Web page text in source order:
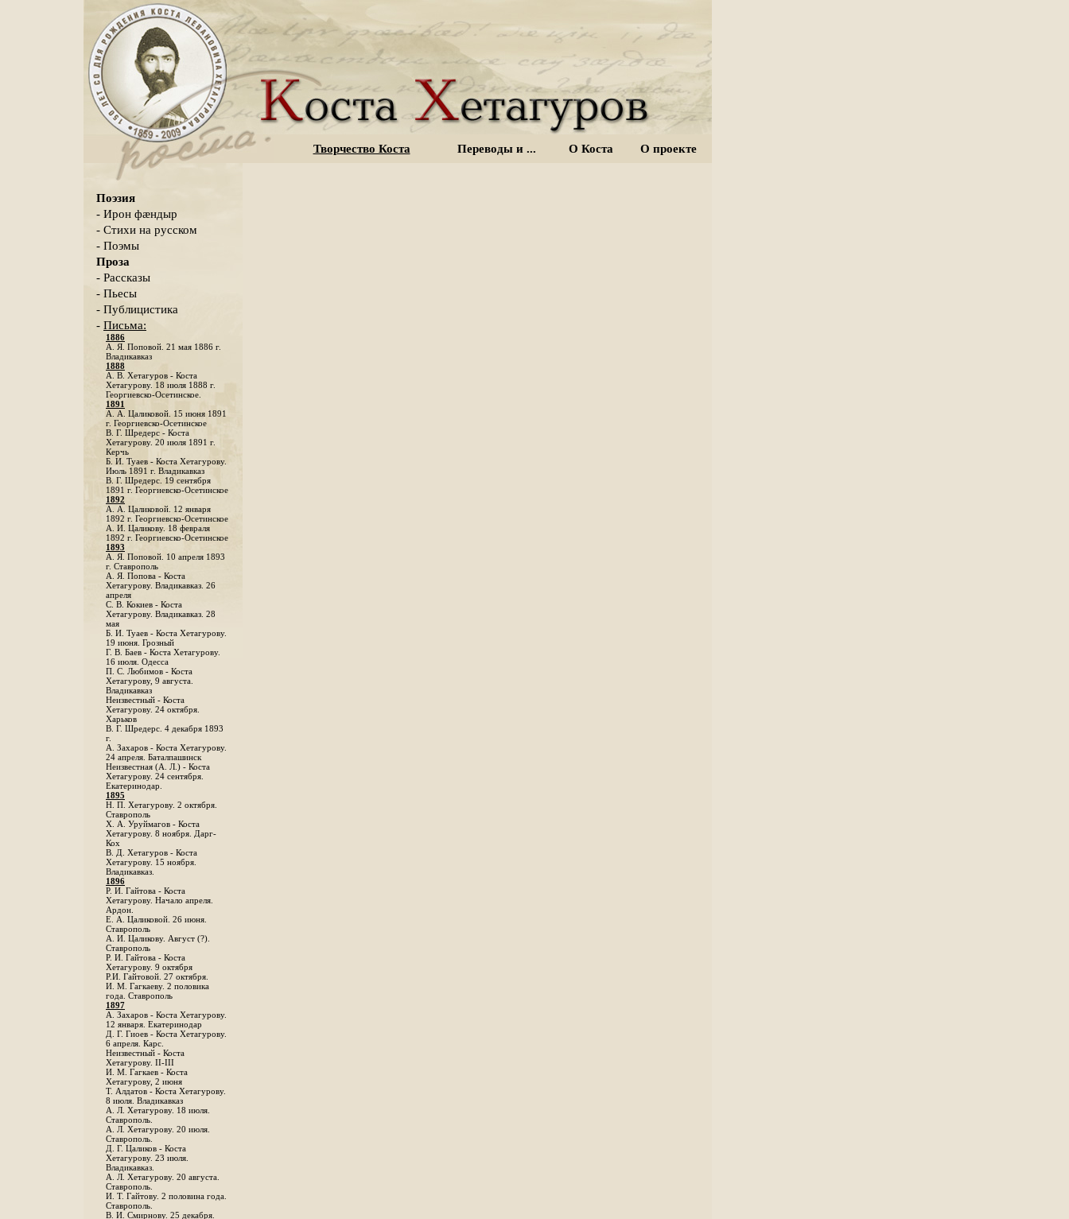
Творчество Коста Переводы и ... О Коста О проекте
Поэзия
- Ирон фæндыр
- Стихи на русском
- Поэмы
Проза
- Рассказы
- Пьесы
- Публицистика
- Письма:
1886
А. Я. Поповой. 21 мая 1886 г.
Владикавказ
1888
A. В. Хетагуров - Коста
Хетагурову. 18 июля 1888 г.
Георгиевско-Осетинское.
1891
А. А. Цаликовой. 15 июня 1891
г. Георгиевско-Осетинское
B. Г. Шредерс - Коста
Хетагурову. 20 июля 1891 г.
Керчь
Б. И. Туаев - Коста Хетагурову.
Июль 1891 г. Владикавказ
В. Г. Шредерс. 19 сентября
1891 г. Георгиевско-Осетинское
1892
А. А. Цаликовой. 12 января
1892 г. Георгиевско-Осетинское
А. И. Цаликову. 18 февраля
1892 г. Георгиевско-Осетинское
1893
А. Я. Поповой. 10 апреля 1893
г. Ставрополь
A. Я. Попова - Коста
Хетагурову. Владикавказ. 26
апреля
С. В. Кокиев - Коста
Хетагурову. Владикавказ. 28
мая
Б. И. Туаев - Коста Хетагурову.
19 июня. Грозный
Г. В. Баев - Коста Хетагурову.
16 июля. Одесса
П. С. Любимов - Коста
Хетагурову, 9 августа.
Владикавказ
Неизвестный - Коста
Хетагурову. 24 октября.
Харьков
B. Г. Шредерс. 4 декабря 1893
г.
А. Захаров - Коста Хетагурову.
24 апреля. Баталпашинск
Неизвестная (А. Л.) - Коста
Хетагурову. 24 сентября.
Екатеринодар.
1895
Н. П. Хетагурову. 2 октября.
Ставрополь
X. А. Уруймагов - Коста
Хетагурову. 8 ноября. Дарг-
Кох
В. Д. Хетагуров - Коста
Хетагурову. 15 ноября.
Владикавказ.
1896
Р. И. Гайтова - Коста
Хетагурову. Начало апреля.
Ардон.
Е. А. Цаликовой. 26 июня.
Ставрополь
А. И. Цаликову. Август (?).
Ставрополь
Р. И. Гайтова - Коста
Хетагурову. 9 октября
Р.И. Гайтовой. 27 октября.
И. М. Гагкаеву. 2 половика
года. Ставрополь
1897
А. Захаров - Коста Хетагурову.
12 января. Екатеринодар
Д. Г. Гиоев - Коста Хетагурову.
6 апреля. Карс.
Неизвестный - Коста
Хетагурову. II-III
И. М. Гагкаев - Коста
Хетагурову, 2 июня
Т. Алдатов - Коста Хетагурову.
8 июля. Владикавказ
А. Л. Хетагурову. 18 июля.
Ставрополь.
А. Л. Хетагурову. 20 июля.
Ставрополь.
Д. Г. Цаликов - Коста
Хетагурову. 23 июля.
Владикавказ.
А. Л. Хетагурову. 20 августа.
Ставрополь.
И. Т. Гайтову. 2 половина года.
Ставрополь.
В. И. Смирнову. 25 декабря.